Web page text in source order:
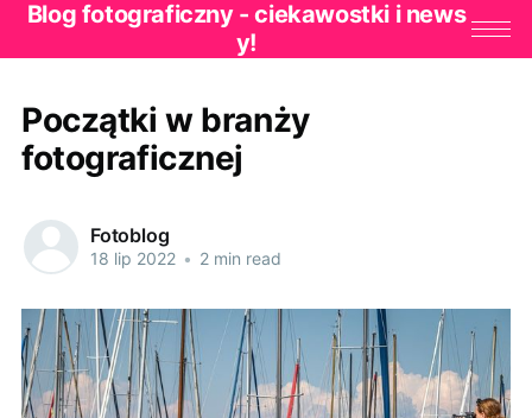
Blog fotograficzny - ciekawostki i news
y!
Początki w branży
fotograficznej
Fotoblog
18 lip 2022 • 2 min read